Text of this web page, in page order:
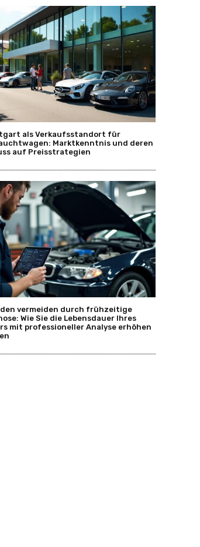
als Verkaufsstandort für
Marktkenntnis und deren
auf Preisstrategien
vermeiden durch frühzeitige
Wie Sie die Lebensdauer Ihres
mit professioneller Analyse erhöhen